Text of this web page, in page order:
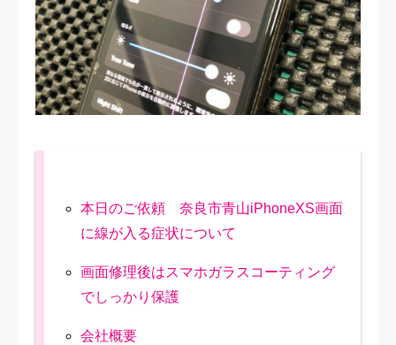
本日のご依頼 奈良市青山iPhoneXS画面
に線が入る症状について
画面修理後はスマホガラスコーティング
でしっかり保護
会社概要
修理料金表
修理実績
ご予約・お問合せ